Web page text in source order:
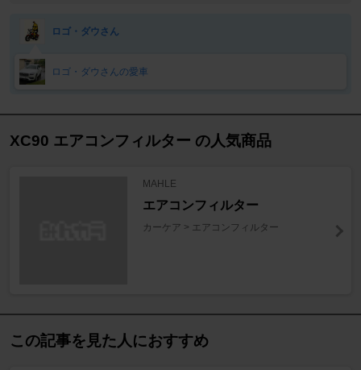
ロゴ・ダウさん
ロゴ・ダウさんの愛車
XC90 エアコンフィルター の人気商品
MAHLE
エアコンフィルター
カーケア > エアコンフィルター
この記事を見た人におすすめ